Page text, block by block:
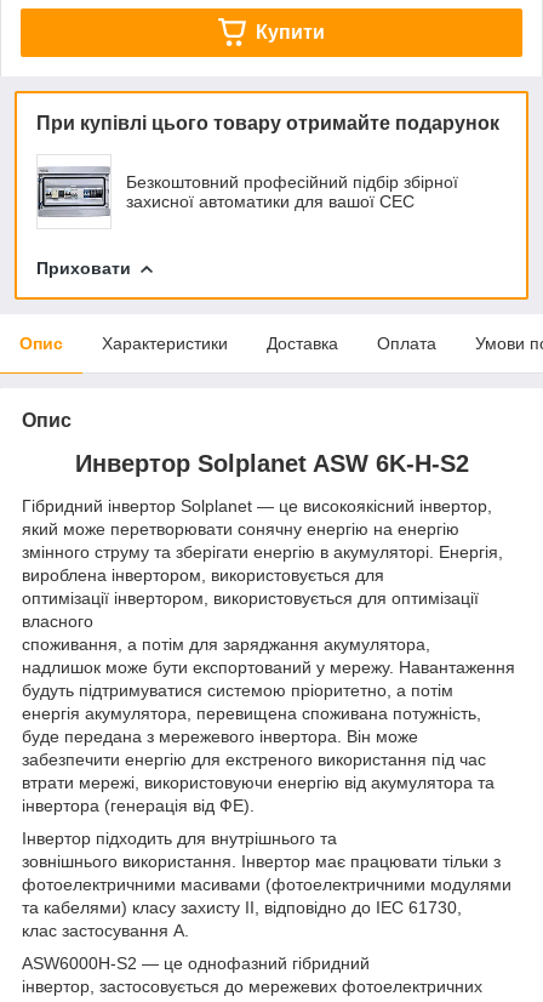
Купити
При купівлі цього товару отримайте подарунок
Безкоштовний професійний підбір збірної
захисної автоматики для вашої СЕС
Приховати
Опис Характеристики Доставка Оплата Умови
Опис
Инвертор Solplanet ASW 6K-H-S2
Гібридний інвертор Solplanet — це високоякісний інвертор,
який може перетворювати сонячну енергію на енергію
змінного струму та зберігати енергію в акумуляторі. Енергія,
вироблена інвертором, використовується для
оптимізації інвертором, використовується для оптимізації
власного
споживання, а потім для заряджання акумулятора,
надлишок може бути експортований у мережу. Навантаження
будуть підтримуватися системою пріоритетно, а потім
енергія акумулятора, перевищена споживана потужність,
буде передана з мережевого інвертора. Він може
забезпечити енергію для екстреного використання під час
втрати мережі, використовуючи енергію від акумулятора та
інвертора (генерація від ФЕ).
Інвертор підходить для внутрішнього та
зовнішнього використання. Інвертор має працювати тільки з
фотоелектричними масивами (фотоелектричними модулями
та кабелями) класу захисту II, відповідно до IEC 61730,
клас застосування A.
ASW6000H-S2 — це однофазний гібридний
інвертор, застосовується до мережевих фотоелектричних